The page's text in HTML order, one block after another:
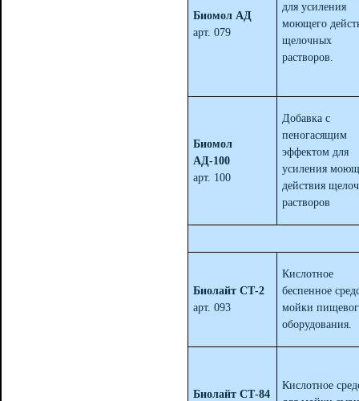
Биомол АД
арт. 079
для усиления
моющего
щелочных
растворов.
Биомол
АД-100
арт. 100
Добавка с
пеногасящим
эффектом для
усиления
действия
растворов
Биолайт СТ-2
арт. 093
Кислотное
беспенное
мойки
оборудования.
Биолайт СТ-84
Кислотное